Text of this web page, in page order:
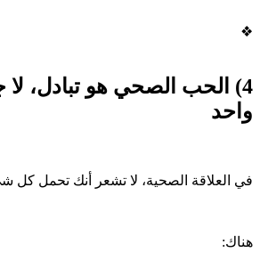
❖
4) الحب الصحي هو تبادل،
واحد
في العلاقة الصحية، لا تشعر أنك تحمل
هناك: